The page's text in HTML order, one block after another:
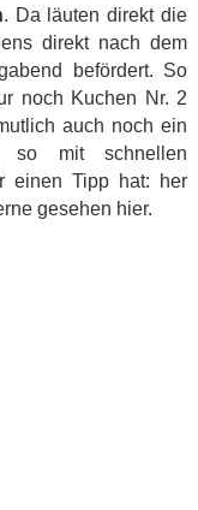
. Da läuten direkt die
direkt nach dem
befördert. So
noch Kuchen Nr. 2
auch noch ein
mit schnellen
einen Tipp hat: her
gesehen hier.